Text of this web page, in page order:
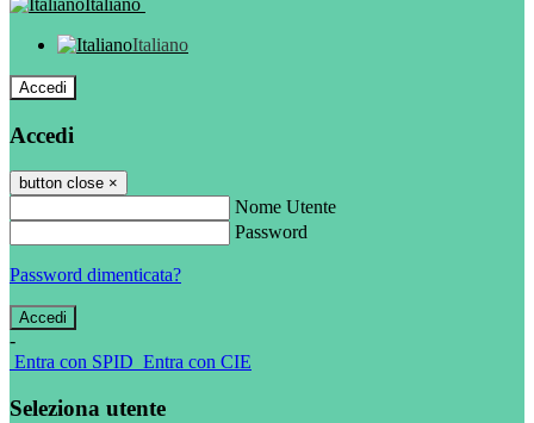
Italiano
Italiano
Accedi
Accedi
button close ×
Nome Utente
Password
Password dimenticata?
-
Entra con SPID Entra con CIE
Seleziona utente